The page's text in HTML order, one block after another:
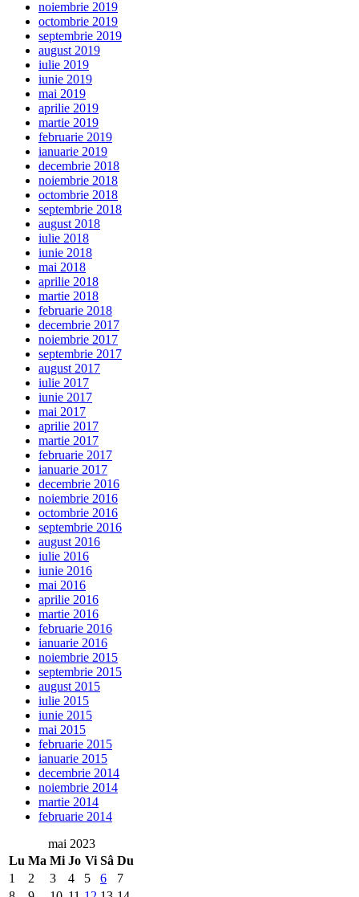
noiembrie 2019
octombrie 2019
septembrie 2019
august 2019
iulie 2019
iunie 2019
mai 2019
aprilie 2019
martie 2019
februarie 2019
ianuarie 2019
decembrie 2018
noiembrie 2018
octombrie 2018
septembrie 2018
august 2018
iulie 2018
iunie 2018
mai 2018
aprilie 2018
martie 2018
februarie 2018
decembrie 2017
noiembrie 2017
septembrie 2017
august 2017
iulie 2017
iunie 2017
mai 2017
aprilie 2017
martie 2017
februarie 2017
ianuarie 2017
decembrie 2016
noiembrie 2016
octombrie 2016
septembrie 2016
august 2016
iulie 2016
iunie 2016
mai 2016
aprilie 2016
martie 2016
februarie 2016
ianuarie 2016
noiembrie 2015
septembrie 2015
august 2015
iulie 2015
iunie 2015
mai 2015
februarie 2015
ianuarie 2015
decembrie 2014
noiembrie 2014
martie 2014
februarie 2014
mai 2023
Lu Ma Mi Jo Vi Sâ Du
1
2 3 4 5 6
7